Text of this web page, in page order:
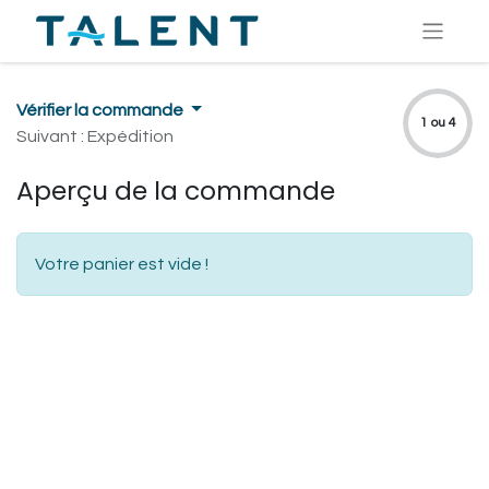
Vérifier la commande
Suivant : Expédition
1 ou 4
Aperçu de la commande
Votre panier est vide !